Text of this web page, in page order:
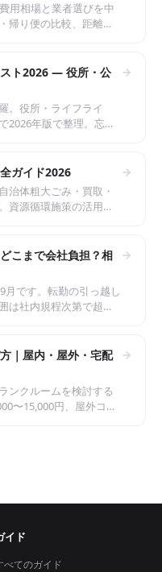
用相場と業者選びを中
帰り便の比較、距離別
ト2026 — 役所・公
。役所・ライフライ
2026年版で整理。忘れ
ガイド2026
治体粗大ごみ・買取・
資源循環施策の活用、
こまで会社負担？相
月です。転勤の引っ越し
は社内規程次第で超過
｜屋内・屋外・宅配
ンクルームを検討する
〜15,000円、屋外コン
イド
べてのガイド